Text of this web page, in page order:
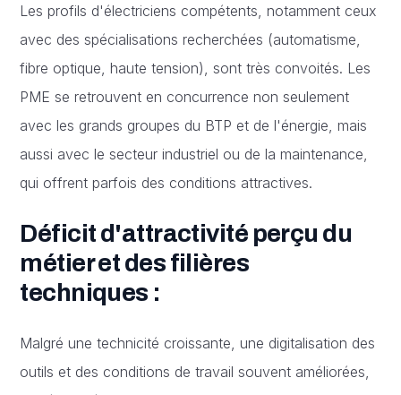
Les profils d'électriciens compétents, notamment ceux
avec des spécialisations recherchées (automatisme,
fibre optique, haute tension), sont très convoités. Les
PME se retrouvent en concurrence non seulement
avec les grands groupes du BTP et de l'énergie, mais
aussi avec le secteur industriel ou de la maintenance,
qui offrent parfois des conditions attractives.
Déficit d'attractivité perçu du
métier et des filières
techniques :
Malgré une technicité croissante, une digitalisation des
outils et des conditions de travail souvent améliorées,